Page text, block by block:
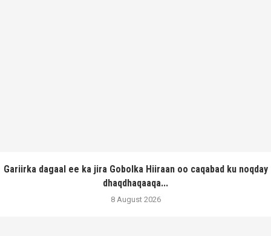
Gariirka dagaal ee ka jira Gobolka Hiiraan oo caqabad ku noqday
dhaqdhaqaaqa...
8 August 2026